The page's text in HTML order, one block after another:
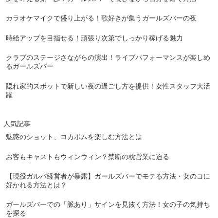
カラオケマイクで盛り上がる！歌好きが集うガールズバーの夜
時給アップを目指せる！頑張り次第でしっかり稼げる魅力
クラブのステージさながらの演出！ライブパフォーマンスが楽しめ
るガールズバー
隠れ家的スポットで新しい夜の過ごし方を提供！女性スタッフ大活
躍
人気記事
魅惑のショット、コカボムを楽しむ方法とは
お客もキャストもウィンウィン？禁断の枕営業に迫る
【現役ガルバ経営者が暴露】ガールズバーでモテる方法・女のコに
好かれる方法とは？
ガールズバーでの「脈あり」サインを見抜く方法！女の子の気持ち
を探る